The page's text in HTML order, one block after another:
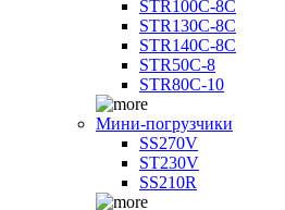
STR100C-8С
STR130C-8С
STR140C-8С
STR50C-8
STR80C-10
Мини-погрузчики
SS270V
ST230V
SS210R